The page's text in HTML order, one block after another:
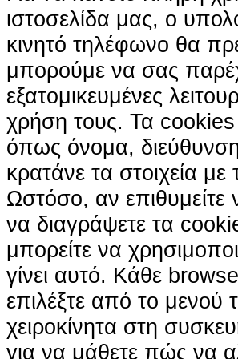
ιστοσελίδα μας, ο
κινητό τηλέφωνο θα
μπορούμε να σας
εξατομικευμένες
χρήση τους. Τα
όπως όνομα,
κρατάνε τα στοιχεία
Ωστόσο, αν επιθυμείτε
να διαγράψετε τα
μπορείτε να
γίνει αυτό. Κάθε
επιλέξτε από το μενού
χειροκίνητα στη
για να μάθετε πώς να